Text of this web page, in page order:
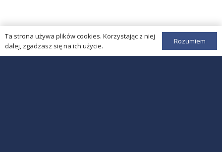
Ta strona używa plików cookies. Korzystając z niej
dalej, zgadzasz się na ich użycie.
Rozumiem